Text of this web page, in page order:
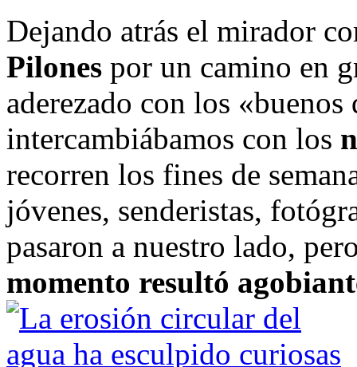
Dejando atrás el mirador
Pilones por un camino en
aderezado con los
intercambiábamos con los
recorren los fines de
jóvenes, senderistas,
pasaron a nuestro lado,
momento resultó